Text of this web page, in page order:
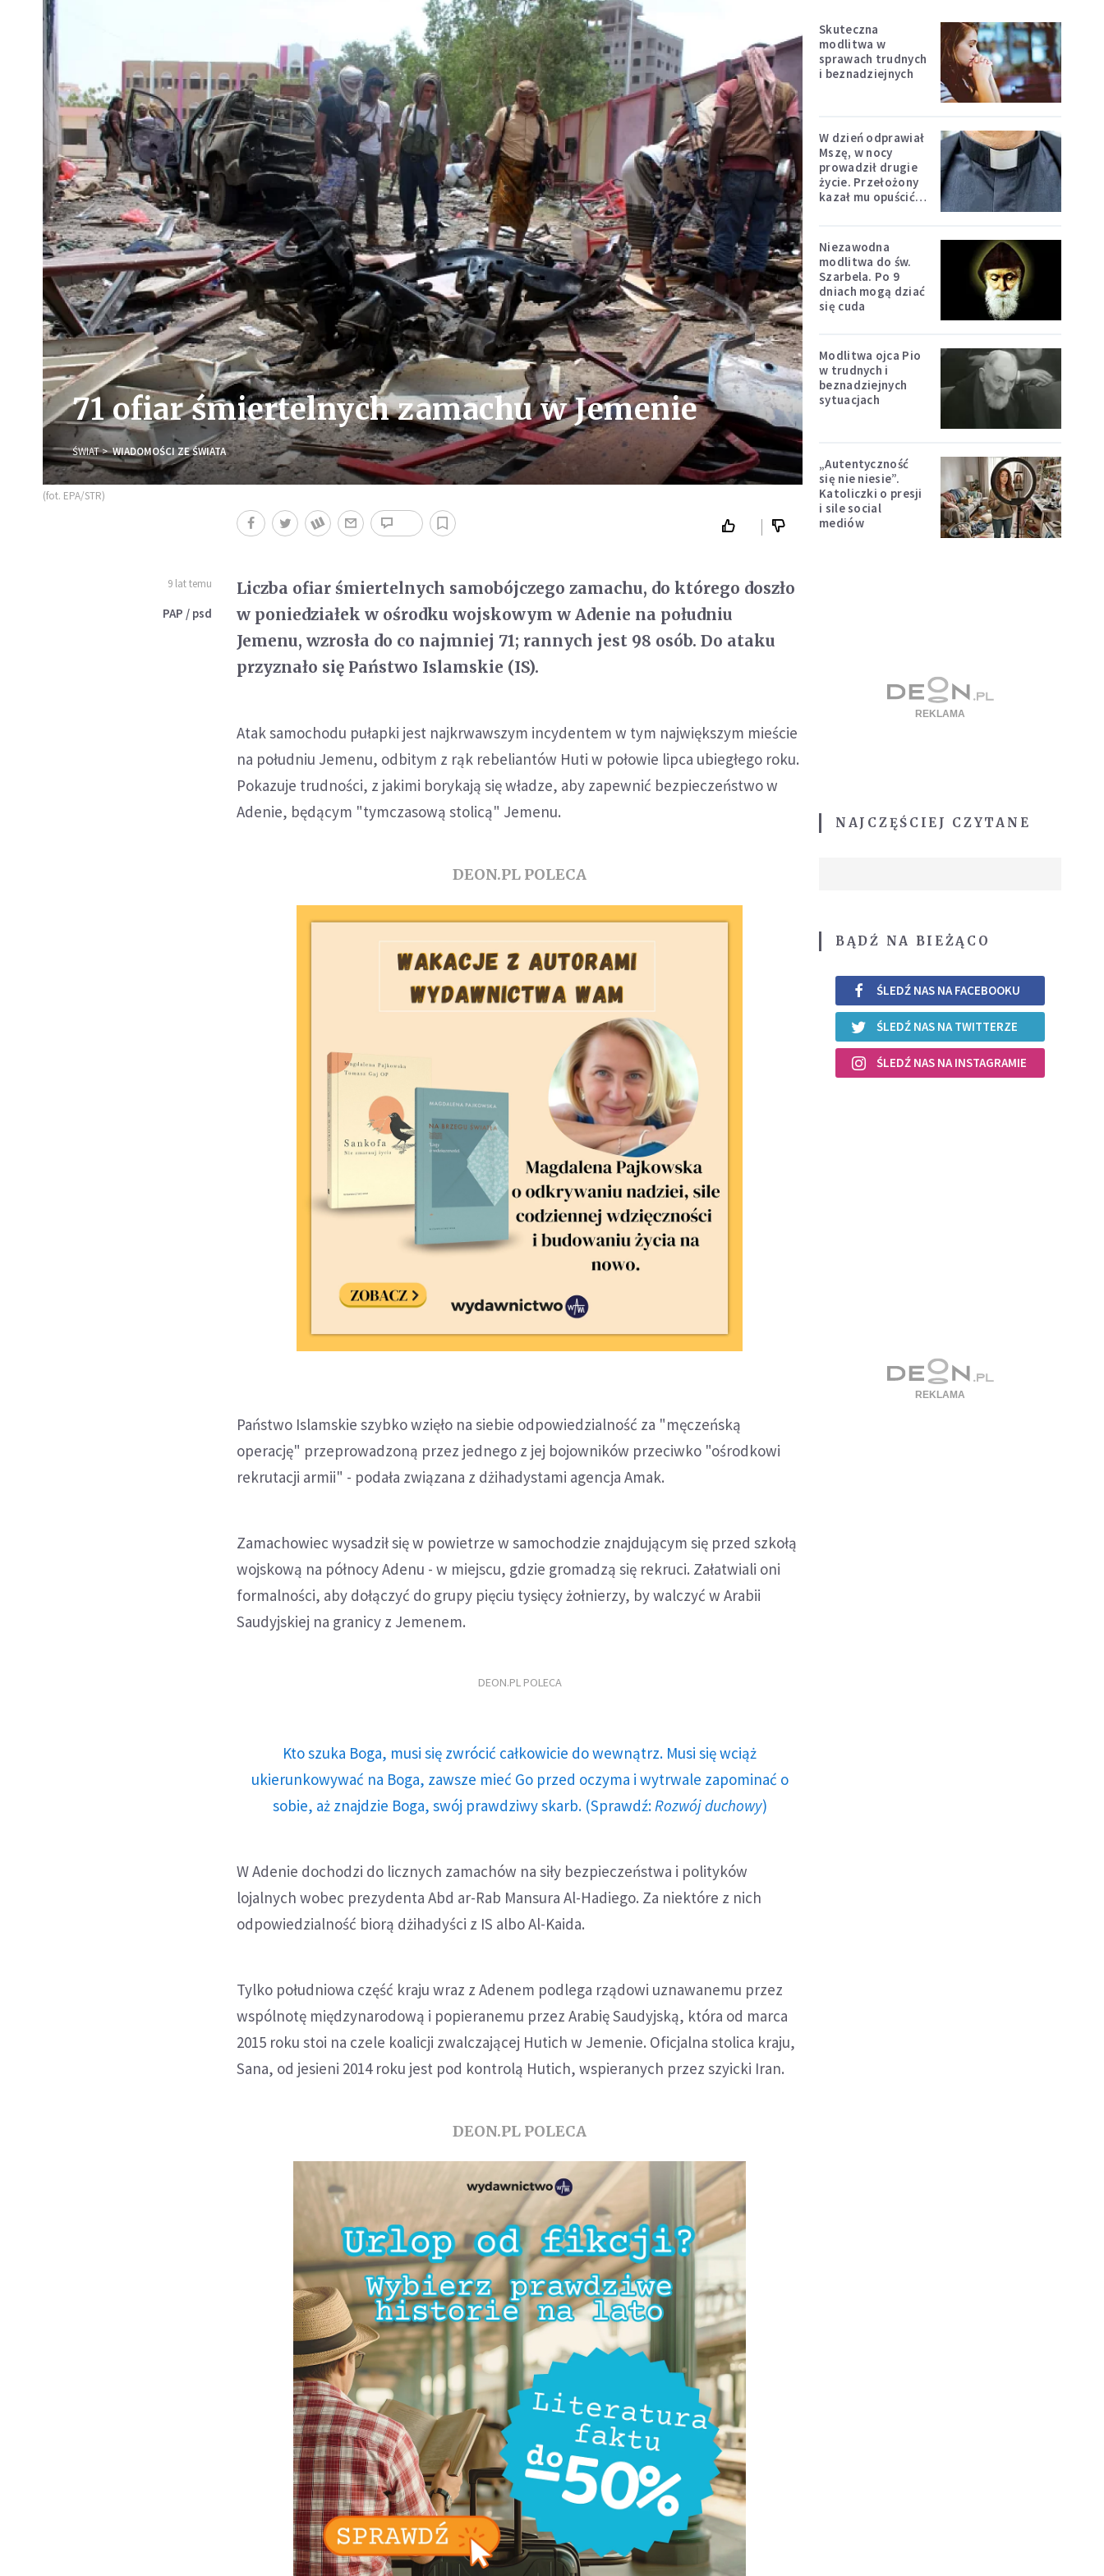
71 ofiar śmiertelnych zamachu w Jemenie
ŚWIAT WIADOMOŚCI ZE ŚWIATA
(fot. EPA/STR)
9 lat temu
PAP / psd
Liczba ofiar śmiertelnych samobójczego zamachu, do którego doszło
w poniedziałek w ośrodku wojskowym w Adenie na południu
Jemenu, wzrosła do co najmniej 71; rannych jest 98 osób. Do ataku
przyznało się Państwo Islamskie (IS).
Atak samochodu pułapki jest najkrwawszym incydentem w tym największym mieście
na południu Jemenu, odbitym z rąk rebeliantów Huti w połowie lipca ubiegłego roku.
Pokazuje trudności, z jakimi borykają się władze, aby zapewnić bezpieczeństwo w
Adenie, będącym "tymczasową stolicą" Jemenu.
DEON.PL POLECA
Państwo Islamskie szybko wzięło na siebie odpowiedzialność za "męczeńską
operację" przeprowadzoną przez jednego z jej bojowników przeciwko "ośrodkowi
rekrutacji armii" - podała związana z dżihadystami agencja Amak.
Zamachowiec wysadził się w powietrze w samochodzie znajdującym się przed szkołą
wojskową na północy Adenu - w miejscu, gdzie gromadzą się rekruci. Załatwiali oni
formalności, aby dołączyć do grupy pięciu tysięcy żołnierzy, by walczyć w Arabii
Saudyjskiej na granicy z Jemenem.
DEON.PL POLECA
Kto szuka Boga, musi się zwrócić całkowicie do wewnątrz. Musi się wciąż
ukierunkowywać na Boga, zawsze mieć Go przed oczyma i wytrwale zapominać o
sobie, aż znajdzie Boga, swój prawdziwy skarb. (Sprawdź: Rozwój duchowy)
W Adenie dochodzi do licznych zamachów na siły bezpieczeństwa i polityków
lojalnych wobec prezydenta Abd ar-Rab Mansura Al-Hadiego. Za niektóre z nich
odpowiedzialność biorą dżihadyści z IS albo Al-Kaida.
Tylko południowa część kraju wraz z Adenem podlega rządowi uznawanemu przez
wspólnotę międzynarodową i popieranemu przez Arabię Saudyjską, która od marca
2015 roku stoi na czele koalicji zwalczającej Hutich w Jemenie. Oficjalna stolica kraju,
Sana, od jesieni 2014 roku jest pod kontrolą Hutich, wspieranych przez szyicki Iran.
DEON.PL POLECA
Skuteczna
modlitwa w
sprawach trudnych
i beznadziejnych
W dzień odprawiał
Mszę, w nocy
prowadził drugie
życie. Przełożony
kazał mu opuścić
Niezawodna
modlitwa do św.
Szarbela. Po 9
dniach mogą dziać
się cuda
Modlitwa ojca Pio
w trudnych i
beznadziejnych
sytuacjach
„Autentyczność
się nie niesie”.
Katoliczki o presji
i sile social
mediów
NAJCZĘŚCIEJ CZYTANE
BĄDŹ NA BIEŻĄCO
ŚLEDŹ NAS NA FACEBOOKU
ŚLEDŹ NAS NA TWITTERZE
ŚLEDŹ NAS NA INSTAGRAMIE